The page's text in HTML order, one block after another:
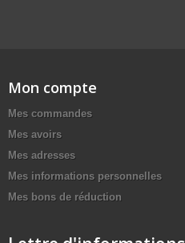
Mon compte
Mes commandes
Mes avoirs
Mes adresses
Mes informations personnelles
Mes bons de réduction